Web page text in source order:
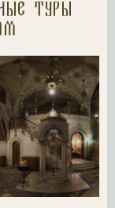
туры